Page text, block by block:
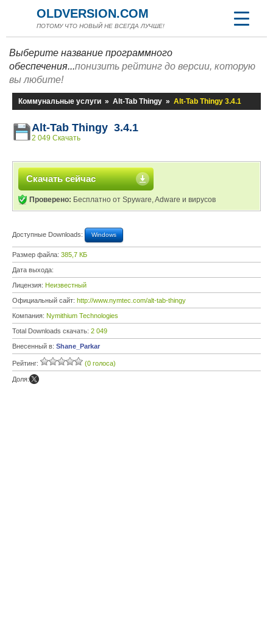
OLDVERSION.COM
ПОТОМУ ЧТО НОВЫЙ НЕ ВСЕГДА ЛУЧШЕ!
Выберите название программного
обеспечения...понизить рейтинг до версии, которую
вы любите!
Коммунальные услуги » Alt-Tab Thingy » Alt-Tab Thingy 3.4.1
Alt-Tab Thingy 3.4.1
2 049 Скачать
Скачать сейчас
Проверено: Бесплатно от Spyware, Adware и вирусов
Доступные Downloads: Windows
Размер файла: 385,7 КБ
Дата выхода:
Лицензия: Неизвестный
Официальный сайт: http://www.nymtec.com/alt-tab-thingy
Компания: Nymithium Technologies
Total Downloads скачать: 2 049
Внесенный в: Shane_Parkar
Рейтинг: (0 голоса)
Доля: